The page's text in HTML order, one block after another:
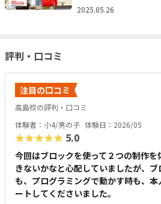
2025.05.26
評判・口コミ
注目の口コミ
高島校の評判・口コミ
体験者：小4/男の子 体験日：2026/05
★★★★★ 5.0
今回はブロックを使って２つの制作
きないかなと心配していましたが、
も、プログラミングで動かす時も、
ートしてくださいました。